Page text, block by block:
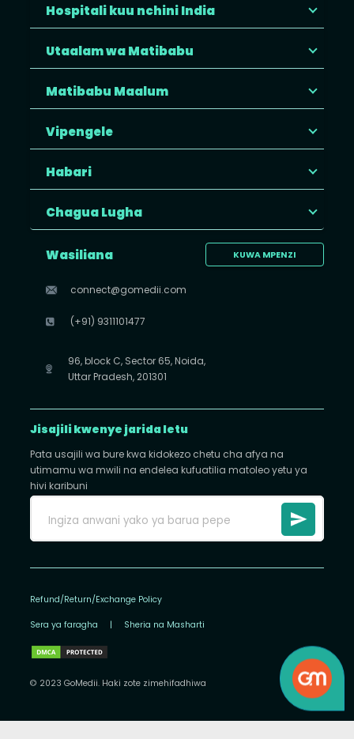
Hospitali kuu nchini India
Utaalam wa Matibabu
Matibabu Maalum
Vipengele
Habari
Chagua Lugha
KUWA MPENZI
Wasiliana
connect@gomedii.com
(+91) 9311101477
96, block C, Sector 65, Noida,
Uttar Pradesh, 201301
Jisajili kwenye jarida letu
Pata usajili wa bure kwa kidokezo chetu cha afya na
utimamu wa mwili na endelea kufuatilia matoleo yetu ya
hivi karibuni
Refund/Return/Exchange Policy
Sera ya faragha | Sheria na Masharti
© 2023 GoMedii. Haki zote zimehifadhiwa